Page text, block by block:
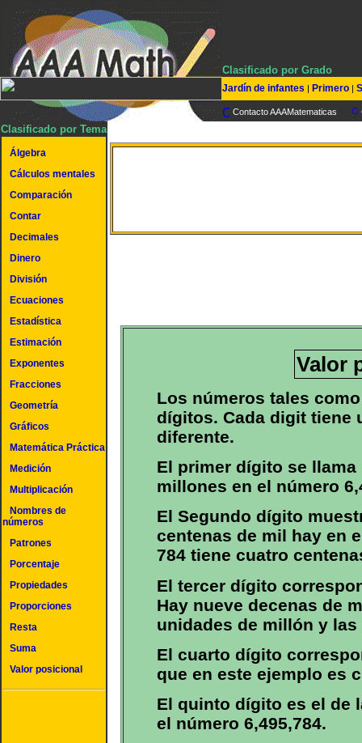
Clasificado por Grado
Jardín de infantes | Primero |
Contacto AAAMatematicas
Clasificado por Tema
Álgebra
Cálculos mentales
Comparación
Contar
Decimales
Dinero
División
Ecuaciones
Estadística
Estimación
Exponentes
Fracciones
Geometría
Gráficos
Matemática Práctica
Medición
Multiplicación
Nombres de
números
Patrones
Porcentaje
Propiedades
Proporciones
Resta
Suma
Valor posicional
Valor
Los números tales
dígitos. Cada digit tiene
diferente.
El primer dígito se
millones en el número
El Segundo dígito
centenas de mil hay en
784 tiene cuatro
El tercer dígito
Hay nueve decenas de
unidades de millón y
El cuarto dígito
que en este ejemplo es
El quinto dígito es el de
el número 6,495,784.